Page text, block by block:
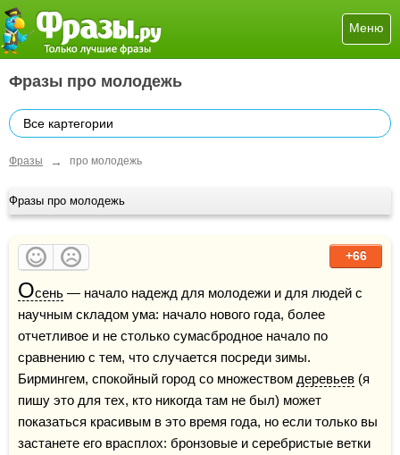
Меню
Фразы про молодежь
Все картегории
Фразы → про молодежь
Фразы про молодежь
+66
Осень — начало надежд для молодежи и для людей с
научным складом ума: начало нового года, более
отчетливое и не столько сумасбродное начало по
сравнению с тем, что случается посреди зимы.
Бирмингем, спокойный город со множеством деревьев (я
пишу это для тех, кто никогда там не был) может
показаться красивым в это время года, но если только вы
застанете его врасплох: бронзовые и серебристые ветки